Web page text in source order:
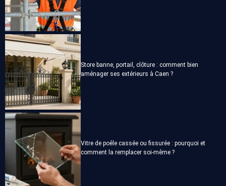
Store banne, portail, clôture : comment bien
aménager ses extérieurs à Caen ?
Vitre de poêle cassée ou fissurée : pourquoi et
comment la remplacer soi-même ?